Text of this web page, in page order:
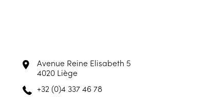
Avenue Reine Elisabeth 5
4020 Liège
+32 (0)4 337 46 78